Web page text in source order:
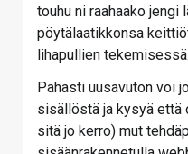
touhu ni raahaako jengi
pöytälaatikkonsa
lihapullien
Pahasti uusavuton voi
sisällöstä ja kysyä että
sitä jo kerro) mut